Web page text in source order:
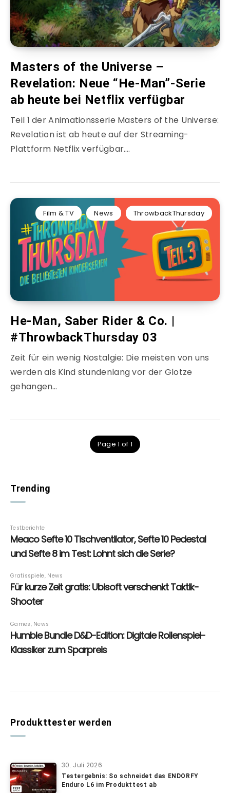
Masters of the Universe –
Revelation: Neue “He-Man”-Serie
ab heute bei Netflix verfügbar
Teil 1 der Animationsserie Masters of the Universe:
Revelation ist ab heute auf der Streaming-
Plattform Netflix verfügbar….
Film & TV News ThrowbackThursday
He-Man, Saber Rider & Co. |
#ThrowbackThursday 03
Zeit für ein wenig Nostalgie: Die meisten von uns
werden als Kind stundenlang vor der Glotze
gehangen…
Page 1 of 1
Trending
Produkttester werden
30. Juli 2026
Testergebnis: So schneidet das ENDORFY
Enduro L6 im Produkttest ab